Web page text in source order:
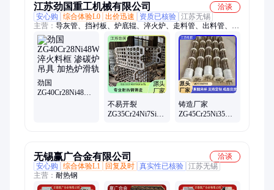
江苏劲国重工机械有限公司
洽谈
安心购
综合体验L0 出价迅速 资质已核验 江苏无锡
主营： 导灰管、挡衬板、炉底辊、淬火炉、走料管、出料管、铬
锰氮、热处理、铸造管、输煤管、挡渣板、渣料管、燃烧器、刮
料板、翻板阀、阴极板、无缝管、渣溜槽、排渣管、出料辊、纯
镍管、氮铸板、罐衬板、置料架、多用炉
劲国
ZG40Cr28Ni48W5
不易开裂
ZG35Cr24Ni7SiN
铸造厂家
ZG45Cr25Ni35Nb
无锡赢广合金有限公司
洽谈
安心购
综合体验L1 回复及时 真实性已核验 江苏无锡
主营： 耐热钢